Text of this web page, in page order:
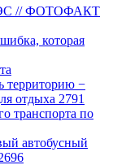
// ФОТОФАКТ
которая
территорию −
отдыха 2791
транспорта по
автобусный